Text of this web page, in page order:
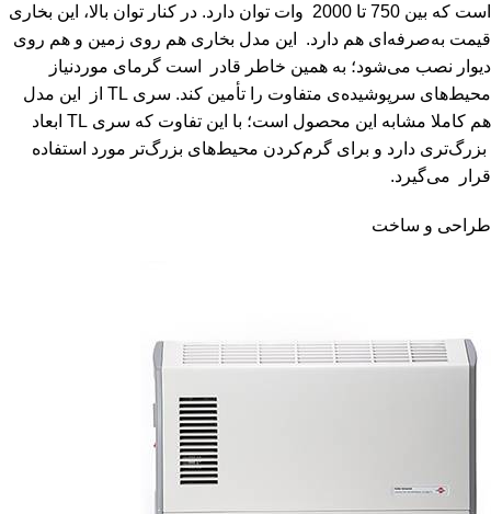
است که بین 750 تا 2000 وات توان دارد. در کنار توان بالا، این بخاری
قیمت به‌صرفه‌ای هم دارد. این مدل بخاری هم روی زمین و هم روی
دیوار نصب می‌شود؛ به همین خاطر قادر است گرمای موردنیاز
محیط‌های سرپوشیده‌ی متفاوت را تأمین کند. سری TL از این مدل
هم کاملا مشابه این محصول است؛ با این تفاوت که سری TL ابعاد
بزرگ‌تری دارد و برای گرم‌کردن محیط‌های بزرگ‌تر مورد استفاده
قرار می‌گیرد.
طراحی و ساخت